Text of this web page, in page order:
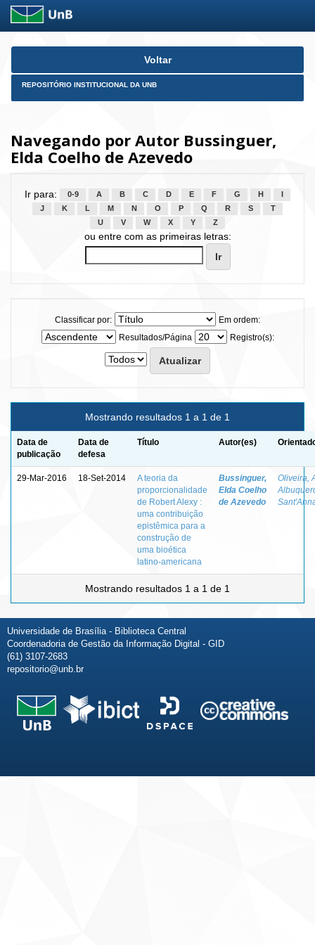
Skip
Voltar
REPOSITÓRIO INSTITUCIONAL DA UNB
Navegando por Autor Bussinguer,
Elda Coelho de Azevedo
Ir para: 0-9 A B C D E F G H
J
K L M N O P Q R S
T
U
V W X Y Z
ou entre com as primeiras letras:
Classificar por:
Em ordem:
Resultados/Página
Registro(s):
Mostrando resultados 1 a 1 de 1
Data de
publicação
Data de
defesa
Título Autor(es)
29-Mar-2016 18-Set-2014
A teoria da
proporcionalidade
de Robert Alexy :
uma contribuição
epistêmica para a
construção de
uma bioética
latino-americana
Bussinguer,
Elda Coelho
de Azevedo
Oliveira,
Mostrando resultados 1 a 1 de 1
Universidade de Brasília - Biblioteca Central
Coordenadoria de Gestão da Informação Digital - GID
(61) 3107-2683
repositorio@unb.br